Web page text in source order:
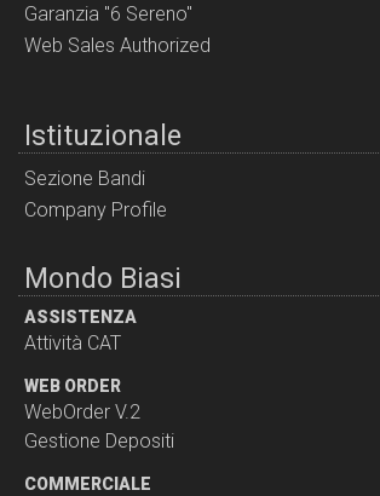
Garanzia "6 Sereno"
Web Sales Authorized
Istituzionale
Sezione Bandi
Company Profile
Mondo Biasi
ASSISTENZA
Attività CAT
WEB ORDER
WebOrder V.2
Gestione Depositi
COMMERCIALE